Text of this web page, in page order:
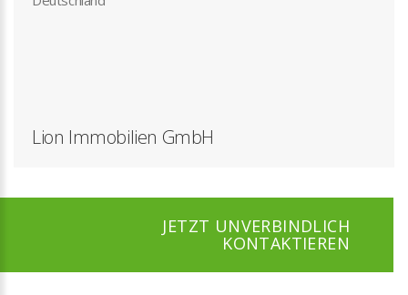
Lion Immobilien GmbH
JETZT UNVERBINDLICH
KONTAKTIEREN